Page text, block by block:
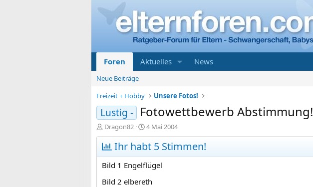
Foren Aktuelles News
Neue Beiträge
Freizeit + Hobby
Unsere Fotos!
Lustig - Fotowettbewerb Abstimmung!
E
r
s
t
e
l
l
Dragon82
E
r
s
t
e
l
l
4 Mai 2004
Ihr habt 5 Stimmen!
Bild 1 Engelflügel
Bild 2 elbereth